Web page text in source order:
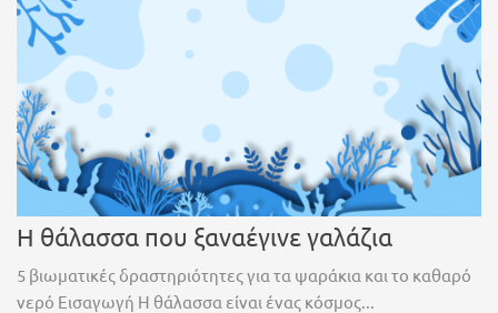
Η θάλασσα που ξαναέγινε γαλάζια
5 βιωματικές δραστηριότητες για τα ψαράκια και το καθαρό
νερό Εισαγωγή Η θάλασσα είναι ένας κόσμος...